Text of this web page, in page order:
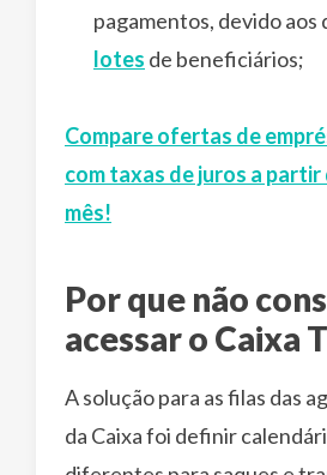
pagamentos, devido
lotes de beneficiários;
Compare ofertas de
com taxas de juros a partir
mês!
Por que não
acessar o Caixa
A solução para as filas das
da Caixa foi definir